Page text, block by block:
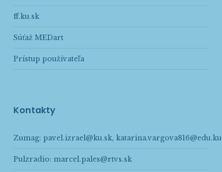
ff.ku.sk
Súťaž MEDart
Prístup používateľa
Kontakty
Zumag: pavel.izrael@ku.sk,
Pulzradio: marcel.pales@rtvs.sk